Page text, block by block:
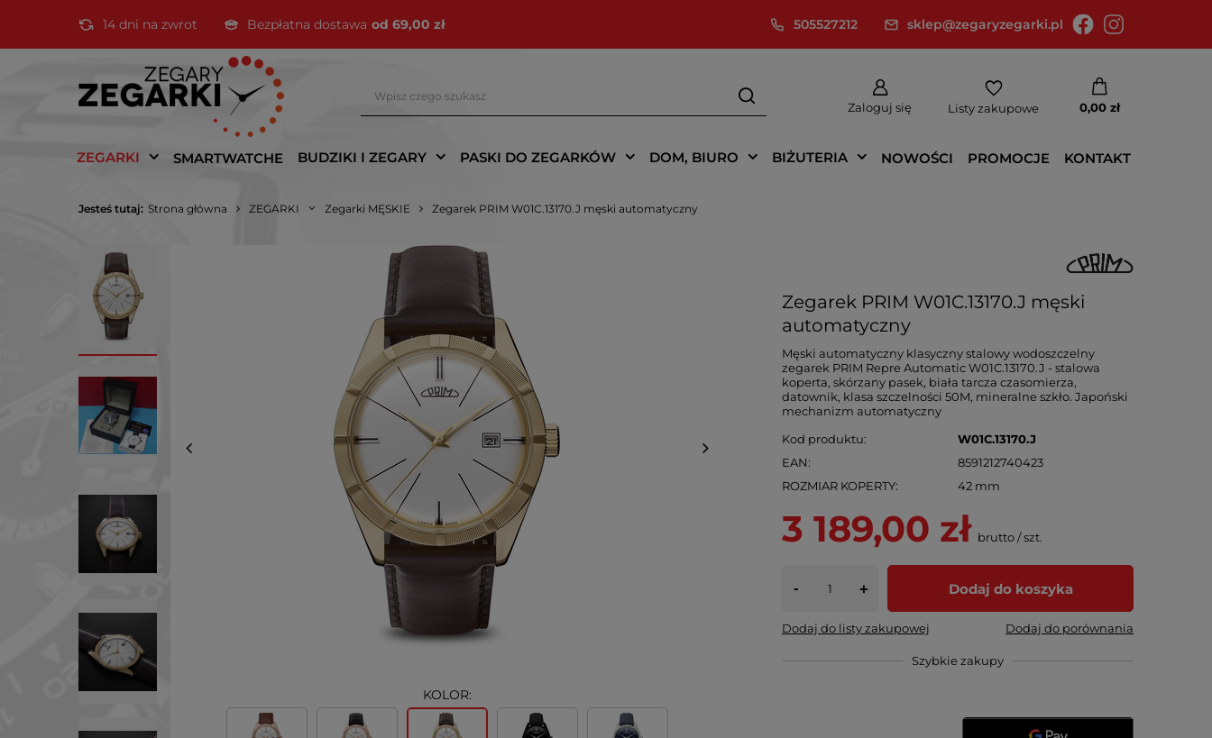
14 dni na zwrot Bezpłatna dostawa od 69,00 zł 505527212 sklep@zegaryzegarki.pl
Zaloguj się Listy zakupowe 0,00 zł
ZEGARKI SMARTWATCHE BUDZIKI I ZEGARY PASKI DO ZEGARKÓW DOM, BIURO BIŻUTERIA NOWOŚCI PROMOCJE KONTAKT
Jesteś tutaj: Strona główna ZEGARKI Zegarki MĘSKIE Zegarek PRIM W01C.13170.J męski automatyczny
KOLOR:
Zegarek PRIM W01C.13170.J męski
automatyczny
Męski automatyczny klasyczny stalowy wodoszczelny
zegarek PRIM Repre Automatic W01C.13170.J - stalowa
koperta, skórzany pasek, biała tarcza czasomierza,
datownik, klasa szczelności 50M, mineralne szkło. Japoński
mechanizm automatyczny
Kod produktu
W01C.13170.J
EAN
8591212740423
ROZMIAR KOPERTY
42 mm
3 189,00 zł brutto/szt.
- + Dodaj do koszyka
Dodaj do listy zakupowej Dodaj do porównania
Szybkie zakupy